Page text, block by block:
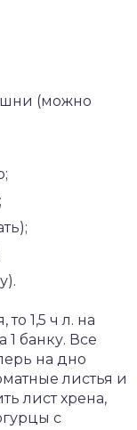
(можно
1,5 ч л. на
1 банку. Все
на дно
листья и
лист хрена,
с